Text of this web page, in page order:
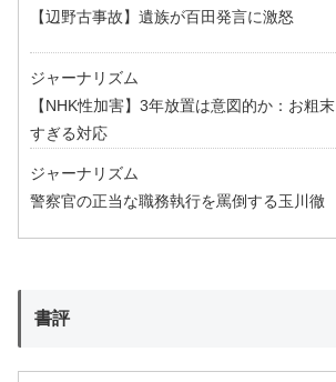
【辺野古事故】遺族が百田発言に激怒
ジャーナリズム
【NHK性加害】3年放置は意図的か：お粗末
すぎる対応
ジャーナリズム
警察官の正当な職務執行を罵倒する玉川徹
書評